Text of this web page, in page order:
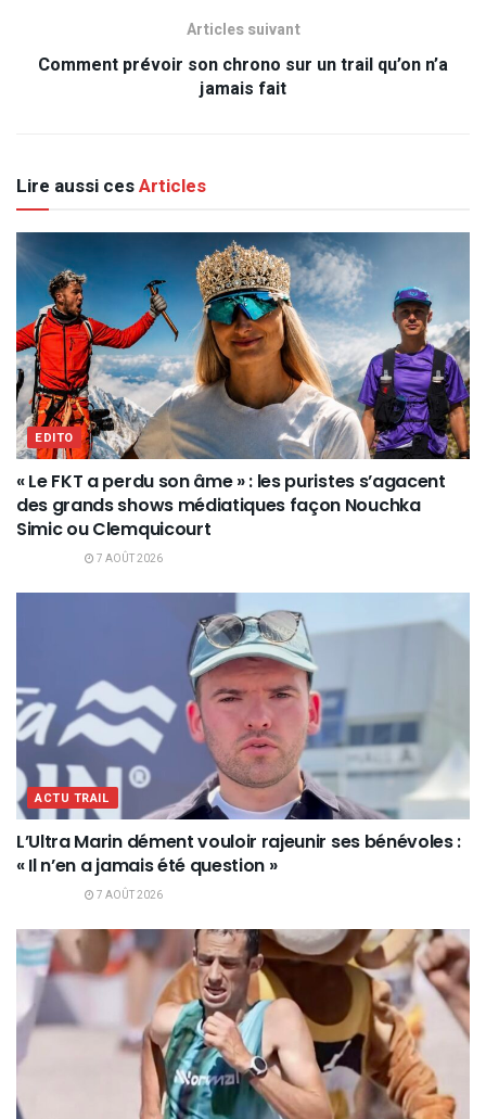
Articles suivant
Comment prévoir son chrono sur un trail qu’on n’a
jamais fait
Lire aussi cesArticles
EDITO
« Le FKT a perdu son âme » : les puristes s’agacent
des grands shows médiatiques façon Nouchka
Simic ou Clemquicourt
7 AOÛT 2026
ACTU TRAIL
L’Ultra Marin dément vouloir rajeunir ses bénévoles :
« Il n’en a jamais été question »
7 AOÛT 2026